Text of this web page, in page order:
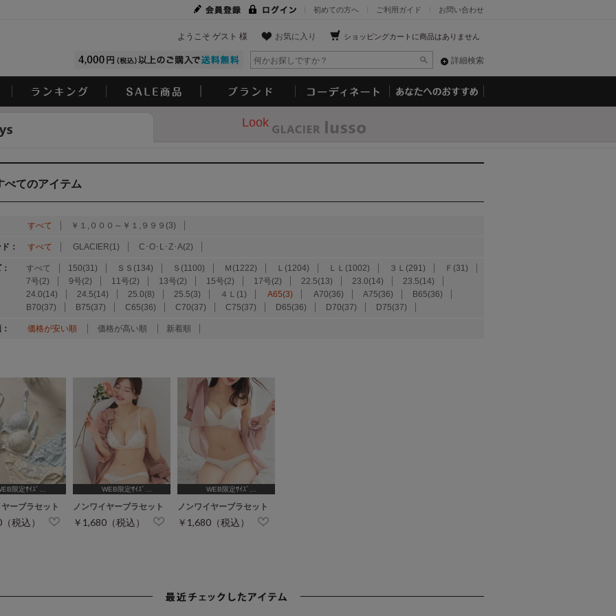
お問い合わせ
ご利用ガイド
初めての方へ
ショッピングカートに商品はありません
お気に入り
ようこそ ゲスト 様
詳細検索
Look
べてのアイテム
すべて ￥１,０００～￥１,９９９(3)
： すべて GLACIER(1) C･O･L･Z･A(2)
すべて 150(31) ＳＳ(134) Ｓ(1100) Ｍ(1222) Ｌ(1204) ＬＬ(1002) ３Ｌ(291)
Ｆ(31)
7号(2)
9号(2) 11号(2) 13号(2) 15号(2) 17号(2) 22.5(13) 23.0(14)
23.5(14)
24.0(14)
24.5(14) 25.0(8) 25.5(3) ４Ｌ(1) A65(3) A70(36) A75(36)
B65(36)
B70(37)
B75(37) C65(36) C70(37) C75(37) D65(36) D70(37) D75(37)
価格が安い順 価格が高い順 新着順
限定ｻｲｽﾞ
ーブラセット
税込）
WEB限定ｻｲｽﾞ
ノンワイヤーブラセット
￥1,680（税込）
WEB限定ｻｲｽﾞ
ノンワイヤーブラセット
￥1,680（税込）